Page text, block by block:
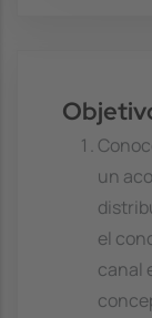
un
el
canal